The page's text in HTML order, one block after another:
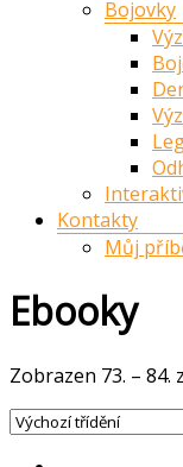
Bojovky
Kontakty
Můj
Ebooky
Zobrazen 73. – 84.